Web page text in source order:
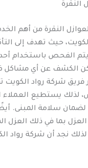
النقرة من أهم
حيث تهدف إلى
يتم الفحص باستخدام
الكشف عن أي مشاكل
فريق شركة رواد الكويت
لذلك يستطيع العملاء
لضمان سلامة المبنى.
بما في ذلك العزل
لذلك نجد أن شركة رواد